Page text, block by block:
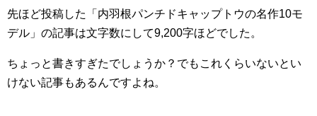
先ほど投稿した「内羽根パンチドキャップトウの名作10モ
デル」の記事は文字数にして9,200字ほどでした。
ちょっと書きすぎたでしょうか？でもこれくらいないとい
けない記事もあるんですよね。